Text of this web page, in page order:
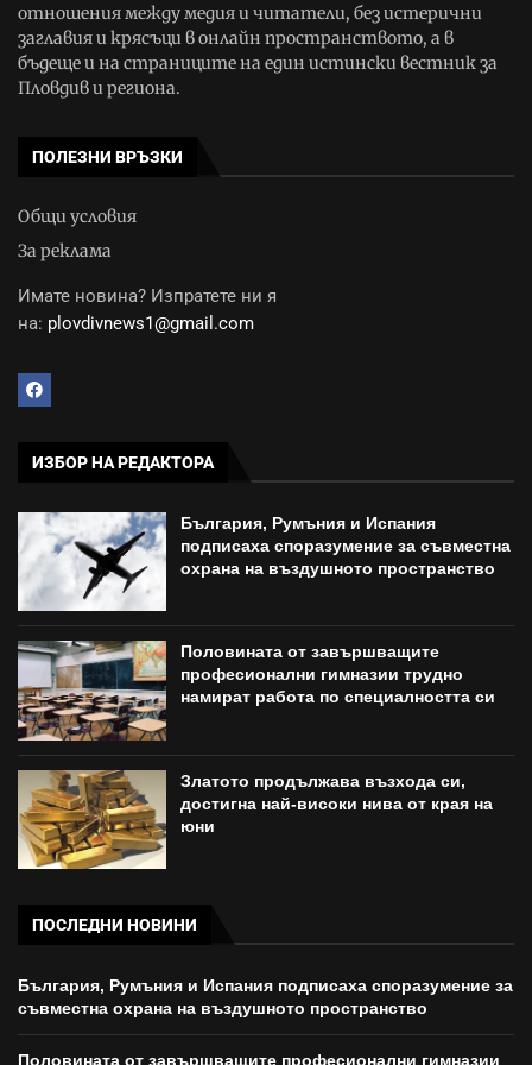
отношения между медия и читатели, без истерични
заглавия и крясъци в онлайн пространството, а в
бъдеще и на страниците на един истински вестник за
Пловдив и региона.
ПОЛЕЗНИ ВРЪЗКИ
Общи условия
За реклама
Имате новина? Изпратете ни я
на: plovdivnews1@gmail.com
ИЗБОР НА РЕДАКТОРА
България, Румъния и Испания
подписаха споразумение за съвместна
охрана на въздушното пространство
Половината от завършващите
професионални гимназии трудно
намират работа по специалността си
Златото продължава възхода си,
достигна най-високи нива от края на
юни
ПОСЛЕДНИ НОВИНИ
България, Румъния и Испания подписаха споразумение за
съвместна охрана на въздушното пространство
Половината от завършващите професионални гимназии